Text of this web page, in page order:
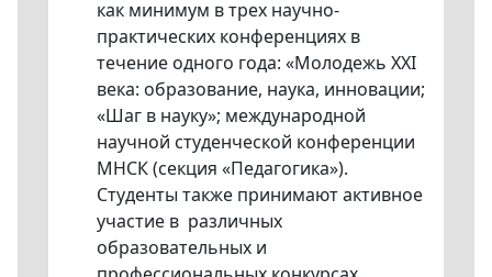
как минимум в трех научно-
практических конференциях в
течение одного года: «Молодежь XXI
века: образование, наука, инновации;
«Шаг в науку»; международной
научной студенческой конференции
МНСК (секция «Педагогика»).
Студенты также принимают активное
участие в различных
образовательных и